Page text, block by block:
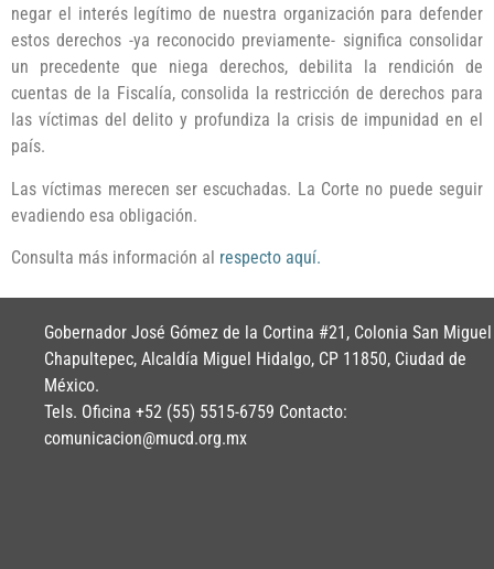
negar el interés legítimo de nuestra organización para defender
estos derechos -ya reconocido previamente- significa consolidar
un precedente que niega derechos, debilita la rendición de
cuentas de la Fiscalía, consolida la restricción de derechos para
las víctimas del delito y profundiza la crisis de impunidad en el
país.
Las víctimas merecen ser escuchadas. La Corte no puede seguir
evadiendo esa obligación.
Consulta más información al respecto aquí.
Gobernador José Gómez de la Cortina #21, Colonia San Miguel
Chapultepec, Alcaldía Miguel Hidalgo, CP 11850, Ciudad de
México.
Tels. Oficina +52 (55) 5515-6759 Contacto:
comunicacion@mucd.org.mx